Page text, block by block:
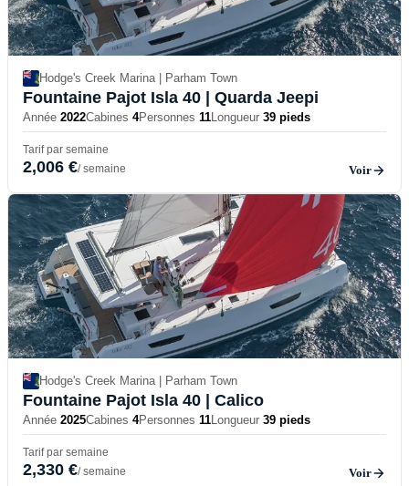
Hodge's Creek Marina | Parham Town
Fountaine Pajot Isla 40 | Quarda Jeepi
Année 2022Cabines 4Personnes 11Longueur 39 pieds
Tarif par semaine
2,006 €/ semaine Voir
Hodge's Creek Marina | Parham Town
Fountaine Pajot Isla 40 | Calico
Année 2025Cabines 4Personnes 11Longueur 39 pieds
Tarif par semaine
2,330 €/ semaine Voir